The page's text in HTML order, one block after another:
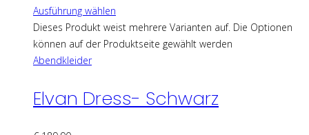
Ausführung wählen
Dieses Produkt weist mehrere Varianten auf. Die Optionen
können auf der Produktseite gewählt werden
Abendkleider
Elvan Dress- Schwarz